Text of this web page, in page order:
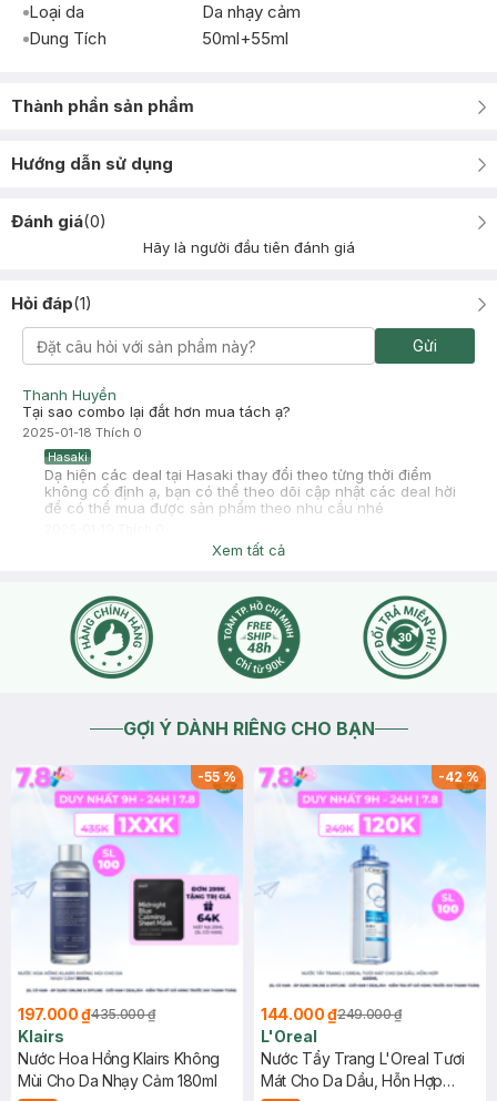
Loại da
Da nhạy cảm
Dung Tích
50ml+55ml
Thành phần sản phẩm
Hướng dẫn sử dụng
Đánh giá(0)
Hãy là người đầu tiên đánh giá
Hỏi đáp(1)
Gửi
Thanh Huyền
Tại sao combo lại đắt hơn mua tách ạ?
2025-01-18 Thích 0
Hasaki
Dạ hiện các deal tại Hasaki thay đổi theo từng thời điểm
không cố định ạ, bạn có thể theo dõi cập nhật các deal hời
để có thể mua được sản phẩm theo nhu cầu nhé
Xem tất cả
GỢI Ý DÀNH RIÊNG CHO BẠN
-55%
197.000 ₫435.000 ₫
Klairs
Nước Hoa Hồng Klairs Không
Mùi Cho Da Nhạy Cảm 180ml
-42%
144.000 ₫249.000 ₫
L'Oreal
Nước Tẩy Trang L'Oreal Tươi
Mát Cho Da Dầu, Hỗn Hợp